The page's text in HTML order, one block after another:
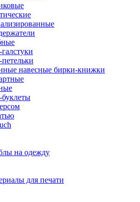
навесные бирки-книжки
на одежду
для печати